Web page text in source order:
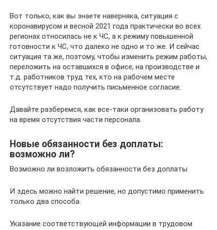
Вот только, как вы знаете наверняка, ситуация с
коронавирусом и весной 2021 года практически во всех
регионах относилась не к ЧС, а к режиму повышенной
готовности к ЧС, что далеко не одно и то же. И сейчас
ситуация та же, поэтому, чтобы изменить режим работы,
переложить на оставшихся в офисе, на производстве и
т.д. работников труд тех, кто на рабочем месте
отсутствует надо получить письменное согласие.
Давайте разберемся, как все-таки организовать работу
на время отсутствия части персонала.
Новые обязанности без доплаты:
возможно ли?
Возможно ли возложить обязанности без доплаты
И здесь можно найти решение, но допустимо применить
только два способа.
Указание соответствующей информации в трудовом